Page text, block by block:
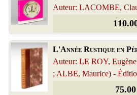
Auteur: LACOMBE,
L'Année Rustique en
Auteur: LE ROY,
; ALBE, Maurice) -